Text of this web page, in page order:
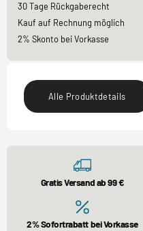
30 Tage Rückgaberecht
Kauf auf Rechnung möglich
2% Skonto bei Vorkasse
Alle Produktdetails
Gratis Versand ab 99 €
2% Sofortrabatt bei Vorkasse